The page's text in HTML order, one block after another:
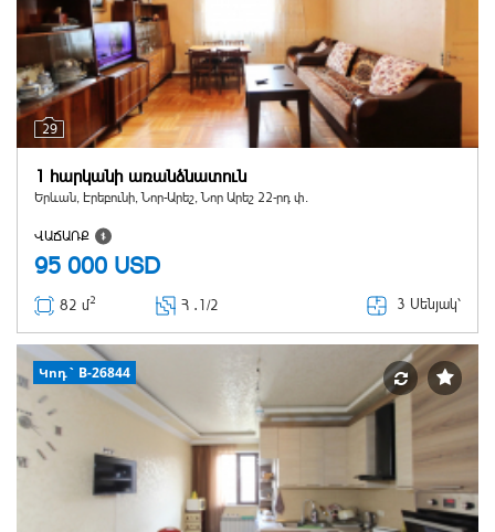
29
1 հարկանի առանձնատուն
Երևան, Էրեբունի, Նոր-Արեշ, Նոր Արեշ 22-րդ փ.
ՎԱՃԱՌՔ
95 000 USD
82 մ2 Հ ․ 1/2 3 Սենյակ՝
Կոդ` B-26844